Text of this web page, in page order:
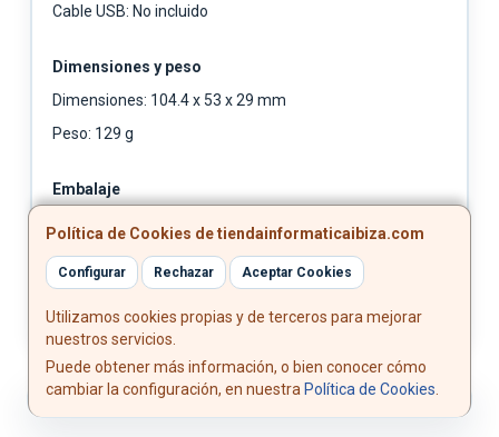
Cable USB: No incluido
Dimensiones y peso
Dimensiones: 104.4 x 53 x 29 mm
Peso: 129 g
Embalaje
Peso del paquete: 192 g
Política de Cookies de tiendainformaticaibiza.com
Configurar Rechazar Aceptar Cookies
Utilizamos cookies propias y de terceros para mejorar
nuestros servicios.
Puede obtener más información, o bien conocer cómo
cambiar la configuración, en nuestra Política de Cookies